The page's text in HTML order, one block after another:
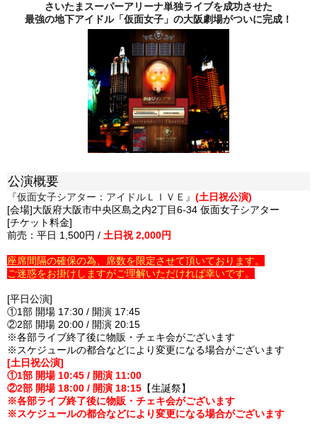
さいたまスーパーアリーナ単独ライブを成功させた
最強の地下アイドル「仮面女子」の大阪劇場がついに完成！
公演概要
『仮面女子シアター：アイドルＬＩＶＥ』 (土日祝公演)
[会場]大阪府大阪市中央区島之内2丁目6-34 仮面女子シアター
[チケット料金]
前売：平日 1,500円 / 土日祝 2,000円
座席間隔の確保の為、席数を限定させて頂いております。
ご迷惑をお掛けしますがご理解いただければ幸いです。
[平日公演]
①1部 開場 17:30 / 開演 17:45
②2部 開場 20:00 / 開演 20:15
※各部ライブ終了後に物販・チェキ会がございます
※スケジュールの都合などにより変更になる場合がございます
[土日祝公演]
①1部 開場 10:45 / 開演 11:00
②2部 開場 18:00 / 開演 18:15 【生誕祭】
※各部ライブ終了後に物販・チェキ会がございます
※スケジュールの都合などにより変更になる場合がございます